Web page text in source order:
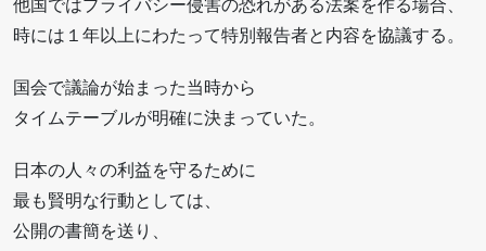
他国ではプライバシー侵害の恐れがある法案を作る場合、
時には１年以上にわたって特別報告者と内容を協議する。
国会で議論が始まった当時から
タイムテーブルが明確に決まっていた。
日本の人々の利益を守るために
最も賢明な行動としては、
公開の書簡を送り、